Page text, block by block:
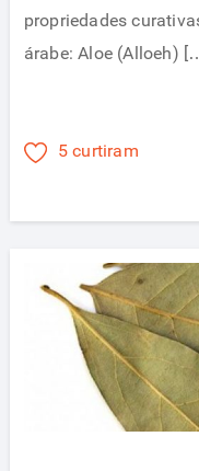
propriedades
árabe: Aloe (Alloeh)
5 curtiram